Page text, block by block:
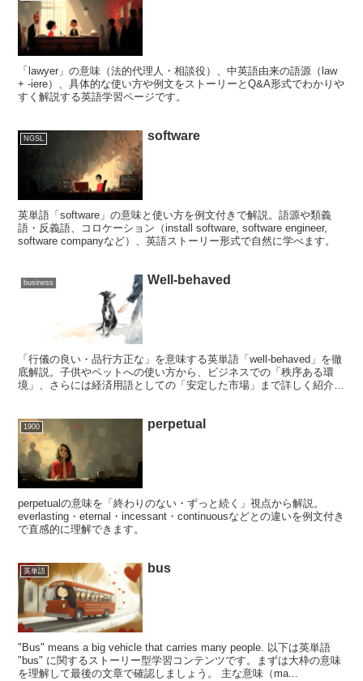
「lawyer」の意味（法的代理人・相談役）、中英語由来の語源（law
+ -iere）、具体的な使い方や例文をストーリーとQ&A形式でわかりや
すく解説する英語学習ページです。
NGSL software
英単語「software」の意味と使い方を例文付きで解説。語源や類義
語・反義語、コロケーション（install software, software engineer,
software companyなど）、英語ストーリー形式で自然に学べます。
business Well-behaved
「行儀の良い・品行方正な」を意味する英単語「well-behaved」を徹
底解説。子供やペットへの使い方から、ビジネスでの「秩序ある環
境」、さらには経済用語としての「安定した市場」まで詳しく紹介し
ょう。
1900 perpetual
perpetualの意味を「終わりのない・ずっと続く」視点から解説。
everlasting・eternal・incessant・continuousなどとの違いを例文付き
で直感的に理解できます。
英単語 bus
"Bus" means a big vehicle that carries many people. 以下は英単語
"bus" に関するストーリー型学習コンテンツです。まずは大枠の意味
を理解して最後の文章で確認しましょう。 主な意味（ma...